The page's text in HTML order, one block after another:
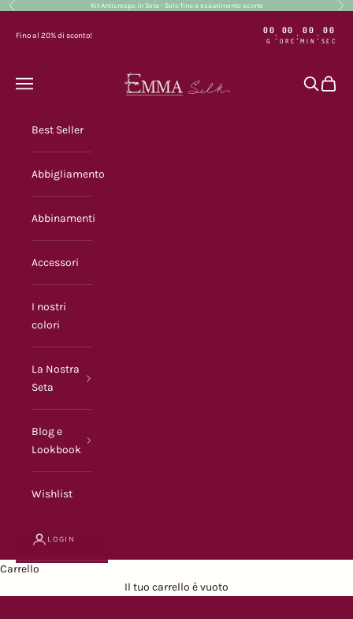
Vai al contenuto
Precedente Kit Anticrespo in Seta - Solo fino a esaurimento scorte
Fino al 20% di sconto!
00
G : 00
ORE : 00
MIN : 00
SEC
Emma Silk
Menù Cerca
Best Seller
Abbigliamento
Abbinamenti
Accessori
I nostri
colori
La Nostra
Seta
Blog e
Lookbook
Wishlist
LOGIN
Carrello
Il tuo carrello è vuoto